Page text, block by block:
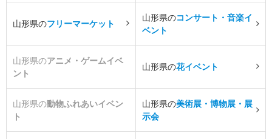
山形県のフリーマーケット
山形県のコンサート・音楽イ
ベント
山形県のアニメ・ゲームイベ
ント
山形県の花イベント
山形県の動物ふれあいイベン
ト
山形県の美術展・博物展・展
示会